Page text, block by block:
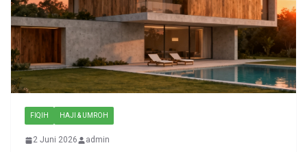
FIQIH HAJI & UMROH
2 Juni 2026 admin